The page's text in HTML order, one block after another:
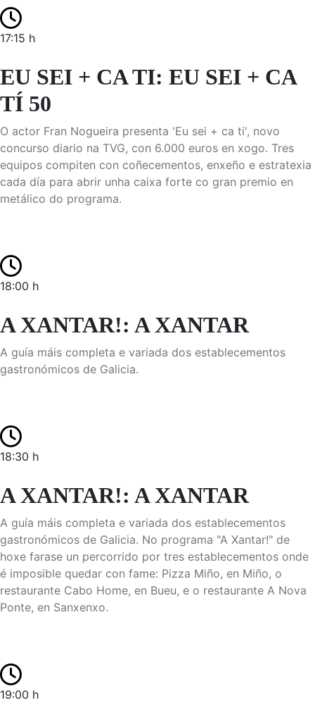
17:15 h
EU SEI + CA TI: EU SEI + CA
TÍ 50
O actor Fran Nogueira presenta 'Eu sei + ca ti', novo
concurso diario na TVG, con 6.000 euros en xogo. Tres
equipos compiten con coñecementos, enxeño e estratexia
cada día para abrir unha caixa forte co gran premio en
metálico do programa.
18:00 h
A XANTAR!: A XANTAR
A guía máis completa e variada dos establecementos
gastronómicos de Galicia.
18:30 h
A XANTAR!: A XANTAR
A guía máis completa e variada dos establecementos
gastronómicos de Galicia. No programa "A Xantar!" de
hoxe farase un percorrido por tres establecementos onde
é imposible quedar con fame: Pizza Miño, en Miño, o
restaurante Cabo Home, en Bueu, e o restaurante A Nova
Ponte, en Sanxenxo.
19:00 h